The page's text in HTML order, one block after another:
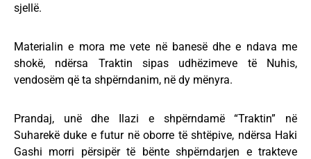
sjellë.
Materialin e mora me vete në banesë dhe e ndava me
shokë, ndërsa Traktin sipas udhëzimeve të Nuhis,
vendosëm që ta shpërndanim, në dy mënyra.
Prandaj, unë dhe Ilazi e shpërndamë “Traktin” në
Suharekë duke e futur në oborre të shtëpive, ndërsa Haki
Gashi morri përsipër të bënte shpërndarjen e trakteve